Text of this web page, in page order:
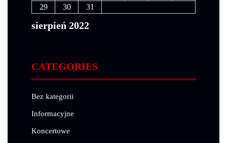
sierpień 2022
29
30 31
CATEGORIES
Bez kategorii
Informacyjne
Koncertowe